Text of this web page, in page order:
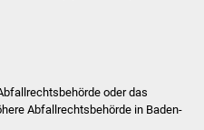
Jubiläumsjahr 2021
oder das
Abfallrechtsbehörde in Baden-